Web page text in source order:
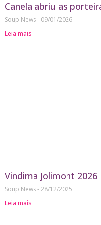
Canela abriu as
Soup News
09/01/2026
Leia mais
Vindima Jolimont 2026
Soup News 28/12/2025
Leia mais